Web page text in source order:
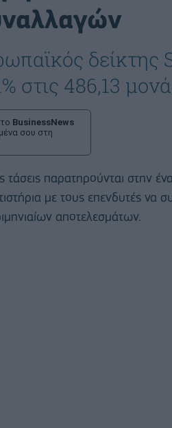
δείκτης
στις 486,13
BusinessNews
σου στη
τάσεις παρατηρούνται στην
με τους επενδυτές να
αποτελεσμάτων.